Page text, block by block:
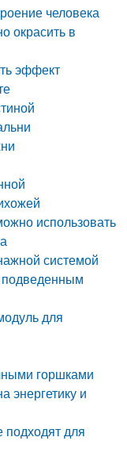
человека
окрасить в
эффект
использовать
системой
для
горшками
энергетику и
подходят для